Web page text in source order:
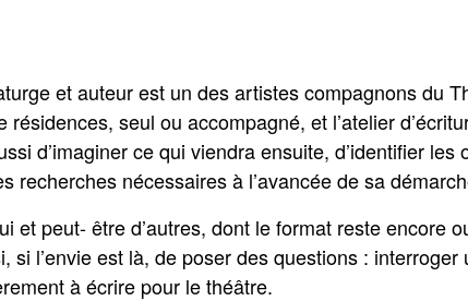
et auteur est un des artistes compagnons du
seul ou accompagné, et l’atelier
d’imaginer ce qui viendra ensuite, d’identifier
recherches nécessaires à l’avancée de sa
et peut- être d’autres, dont le format reste encore
si l’envie est là, de poser des questions :
à écrire pour le théâtre.